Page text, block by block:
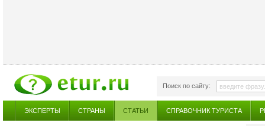
Поиск по сайту:
ЭКСПЕРТЫ СТРАНЫ СТАТЬИ СПРАВОЧНИК ТУРИСТА